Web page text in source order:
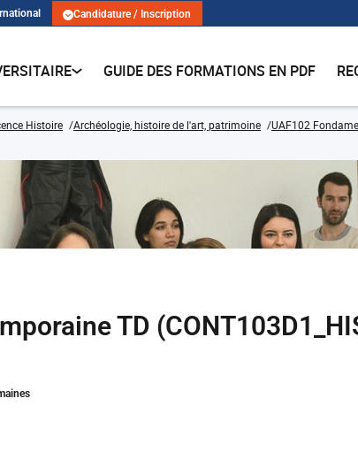
Candidature / Inscription
GUIDE DES FORMATIONS EN PDF
Histoire Archéologie, histoire de l'art, patrimoine UAF102
TD